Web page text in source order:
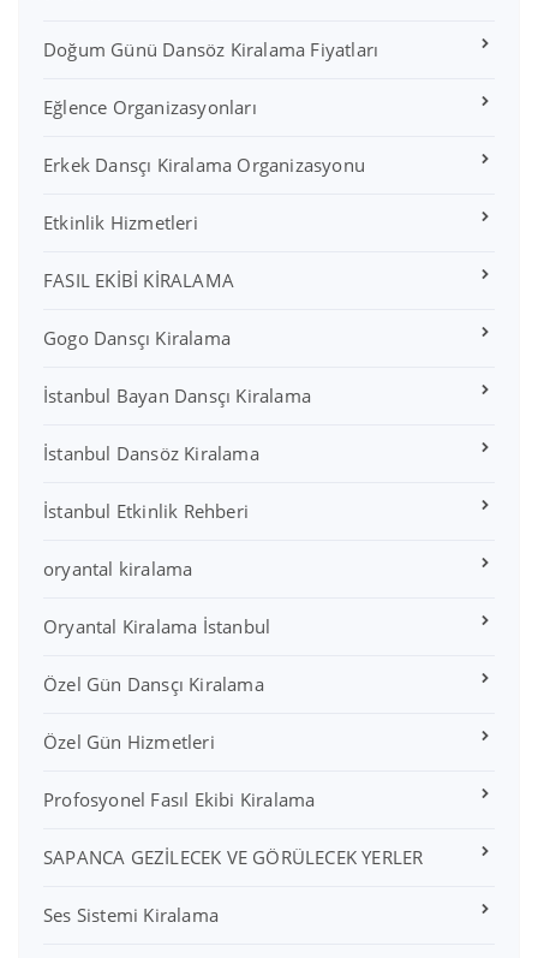
Doğum Günü Dansöz Kiralama Fiyatları
Eğlence Organizasyonları
Erkek Dansçı Kiralama Organizasyonu
Etkinlik Hizmetleri
FASIL EKİBİ KİRALAMA
Gogo Dansçı Kiralama
İstanbul Bayan Dansçı Kiralama
İstanbul Dansöz Kiralama
İstanbul Etkinlik Rehberi
oryantal kiralama
Oryantal Kiralama İstanbul
Özel Gün Dansçı Kiralama
Özel Gün Hizmetleri
Profosyonel Fasıl Ekibi Kiralama
SAPANCA GEZİLECEK VE GÖRÜLECEK YERLER
Ses Sistemi Kiralama